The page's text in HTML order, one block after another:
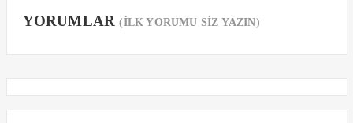
YORUMLAR(İLK YORUMU SİZ YAZIN)